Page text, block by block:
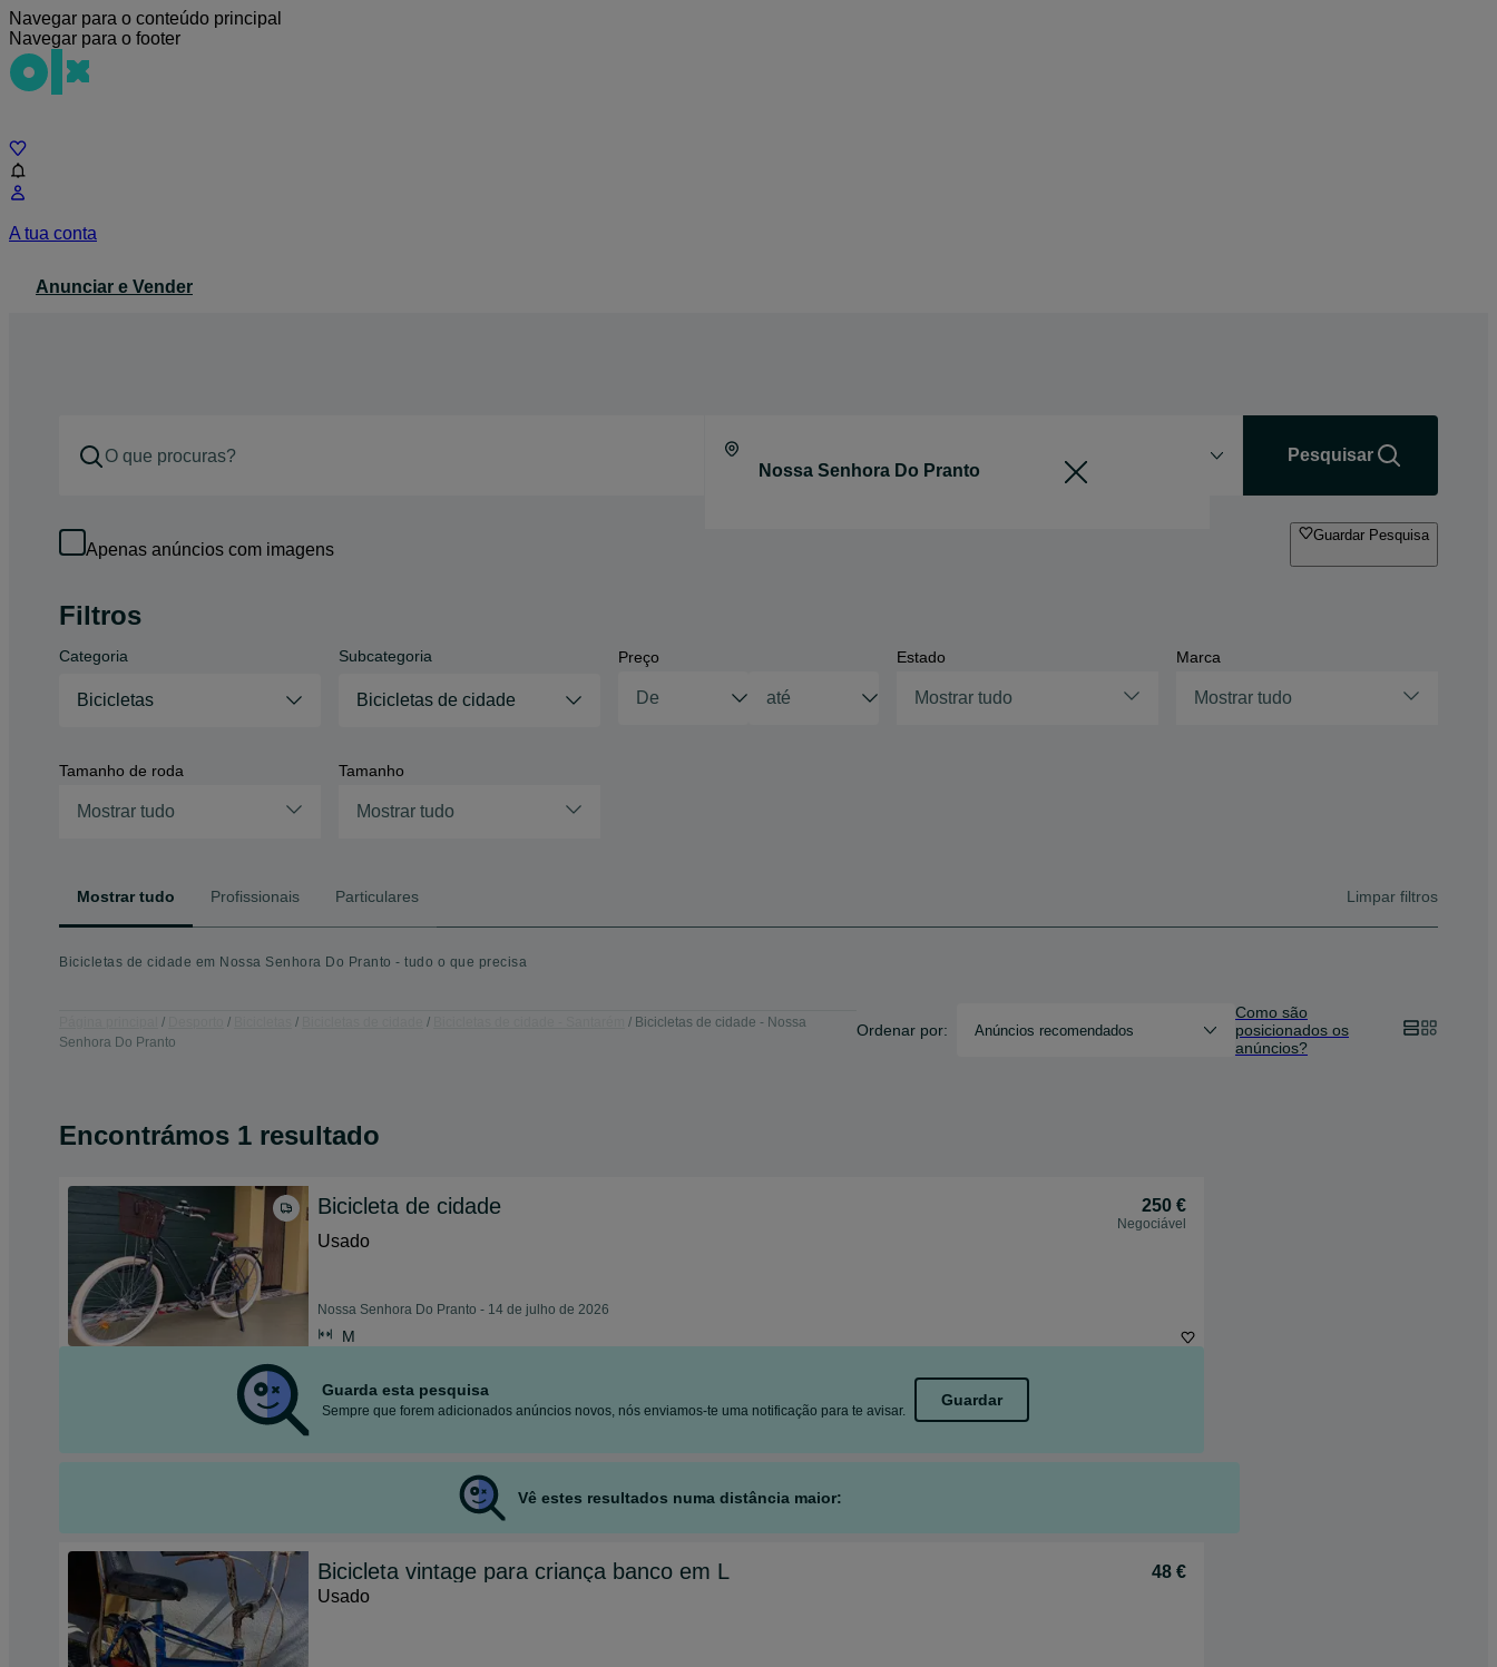
Navegar para o conteúdo principal
Navegar para o footer
A tua conta
Anunciar e Vender
Pesquisar
Apenas anúncios com imagens
Guardar Pesquisa
Filtros
Categoria
Bicicletas
Subcategoria
Bicicletas de cidade
Preço Estado
Mostrar tudo
Marca
Mostrar tudo
Tamanho de roda
Mostrar tudo
Tamanho
Mostrar tudo
Mostrar tudo Profissionais Particulares Limpar filtros
Bicicletas de cidade em Nossa Senhora Do Pranto - tudo o que precisa
Bicicletas de cidade - Nossa
Senhora Do Pranto
Ordenar por: Anúncios recomendados
Como são
posicionados os
anúncios?
Encontrámos 1 resultado
Bicicleta de cidade 250 €
Negociável
Usado
Nossa Senhora Do Pranto - 14 de julho de 2026
M
Guarda esta pesquisa
Sempre que forem adicionados anúncios novos, nós enviamos-te uma notificação para te avisar.
Guardar
Vê estes resultados numa distância maior:
Bicicleta vintage para criança banco em L
48 €
Usado